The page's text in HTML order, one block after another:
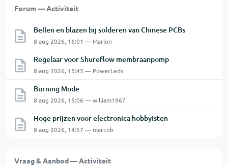
Forum — Activiteit
Bellen en blazen bij solderen van Chinese PCBs
8 aug 2026, 16:01 — Marlon
Regelaar voor Shureflow membraanpomp
8 aug 2026, 15:45 — PowerLeds
Burning Mode
8 aug 2026, 15:06 — william1967
Hoge prijzen voor electronica hobbyisten
8 aug 2026, 14:57 — marcob
Vraag & Aanbod — Activiteit